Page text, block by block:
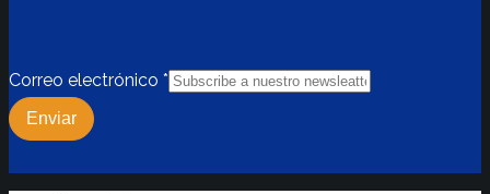
Correo electrónico *
Enviar